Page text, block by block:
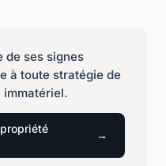
de ses signes
à toute stratégie de